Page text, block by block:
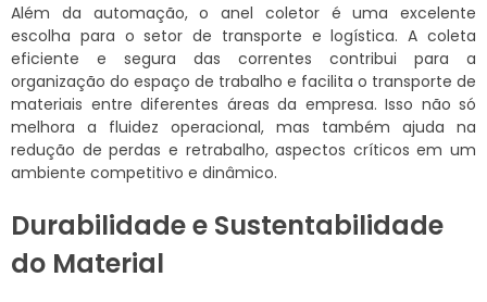
Além da automação, o anel coletor é uma excelente
escolha para o setor de transporte e logística. A coleta
eficiente e segura das correntes contribui para a
organização do espaço de trabalho e facilita o transporte de
materiais entre diferentes áreas da empresa. Isso não só
melhora a fluidez operacional, mas também ajuda na
redução de perdas e retrabalho, aspectos críticos em um
ambiente competitivo e dinâmico.
Durabilidade e Sustentabilidade
do Material